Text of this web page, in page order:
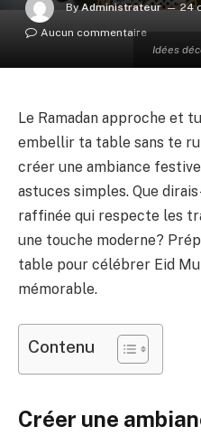
Idées
By Administrateur
24
Aucun commentaire
Le Ramadan approche et
embellir ta table sans te
créer une ambiance
astuces simples. Que
raffinée qui respecte les
une touche moderne?
table pour célébrer Eid
mémorable.
Contenu
Créer une